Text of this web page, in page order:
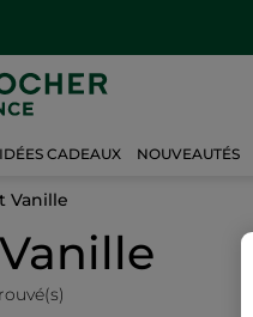
IDÉES CADEAUX NOUVEAUTÉS
Vanille